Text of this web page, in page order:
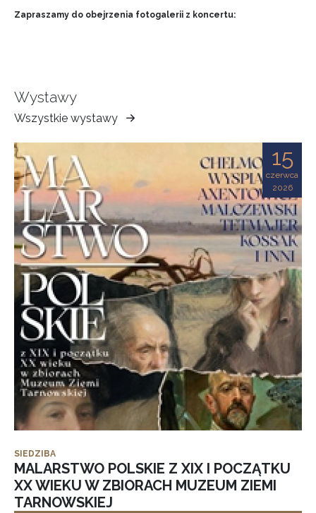
Zapraszamy do obejrzenia fotogalerii z koncertu:
Wystawy
Wszystkie wystawy
Muzeum
Ziemi
Tarnowskiej
15
czerwca
2026
SIEDZIBA
MALARSTWO POLSKIE Z XIX I POCZĄTKU
XX WIEKU W ZBIORACH MUZEUM ZIEMI
TARNOWSKIEJ